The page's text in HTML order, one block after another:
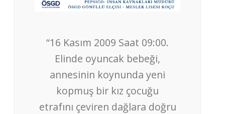
“16 Kasım 2009 Saat 09:00.
Elinde oyuncak bebeği,
annesinin koynunda yeni
kopmuş bir kız çocuğu
etrafını çeviren dağlara doğru